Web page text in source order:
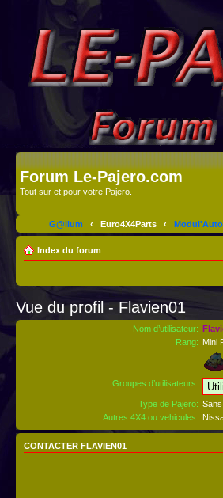
Forum Le-Pajero.com
Tout sur et pour votre Pajero.
G@lium ‹ Euro4X4Parts ‹ Modul'Auto
Index du forum
Vue du profil - Flavien01
Nom d’utilisateur:
Rang: Mini
Groupes d’utilisateurs:
Type de Pajero:
Autres 4X4 ou vehicules:
CONTACTER FLAVIEN01